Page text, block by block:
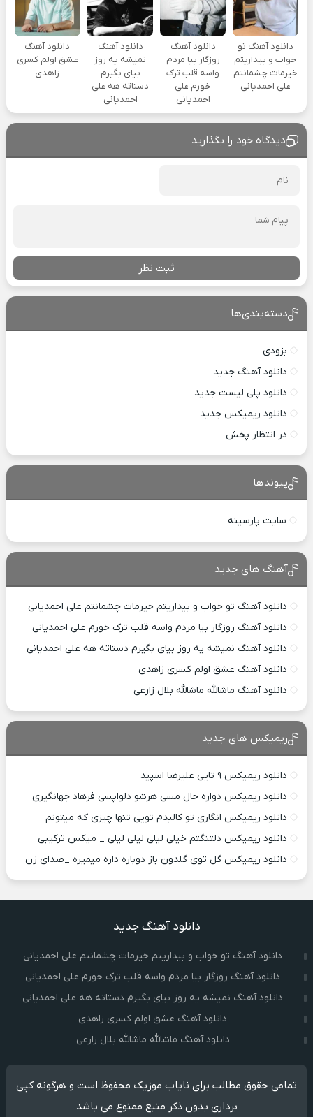
دانلود آهنگ تو
خواب و بیداریتم
خیرمات چشمانتم
علی احمدیانی
دانلود آهنگ
روزگار بیا مردم
واسه قلب ترک
خورم علی
احمدیانی
دانلود آهنگ
نمیشه یه روز
بیای بگیرم
دستاته هه علی
احمدیانی
دانلود آهنگ
عشق اولم کسری
زاهدی
دیدگاه خود را بگذارید
ثبت نظر
دسته‌بندی‌ها
بزودی
دانلود آهنگ جدید
دانلود پلی لیست جدید
دانلود ریمیکس جدید
در انتظار پخش
پیوندها
سایت پارسینه
آهنگ های جدید
دانلود آهنگ تو خواب و بیداریتم خیرمات چشمانتم علی احمدیانی
دانلود آهنگ روزگار بیا مردم واسه قلب ترک خورم علی احمدیانی
دانلود آهنگ نمیشه یه روز بیای بگیرم دستاته هه علی احمدیانی
دانلود آهنگ عشق اولم کسری زاهدی
دانلود آهنگ ماشالله ماشالله بلال زارعی
ریمیکس های جدید
دانلود ریمیکس ۹ تایی علیرضا اسپید
دانلود ریمیکس دواره حال مسی هرشو دلواپسی فرهاد جهانگیری
دانلود ریمیکس انگاری تو کالبدم تویی تنها چیزی که میتونم
دانلود ریمیکس دلتنگتم خیلی لیلی لیلی لیلی _ میکس ترکیبی
دانلود ریمیکس گل توی گلدون باز دوباره داره میمیره _صدای زن
دانلود آهنگ جدید
دانلود آهنگ تو خواب و بیداریتم خیرمات چشمانتم علی احمدیانی
دانلود آهنگ روزگار بیا مردم واسه قلب ترک خورم علی احمدیانی
دانلود آهنگ نمیشه یه روز بیای بگیرم دستاته هه علی احمدیانی
دانلود آهنگ عشق اولم کسری زاهدی
دانلود آهنگ ماشالله ماشالله بلال زارعی
تمامی حقوق مطالب برای نایاب موزیک محفوظ است و هرگونه کپی
برداری بدون ذکر منبع ممنوع می باشد